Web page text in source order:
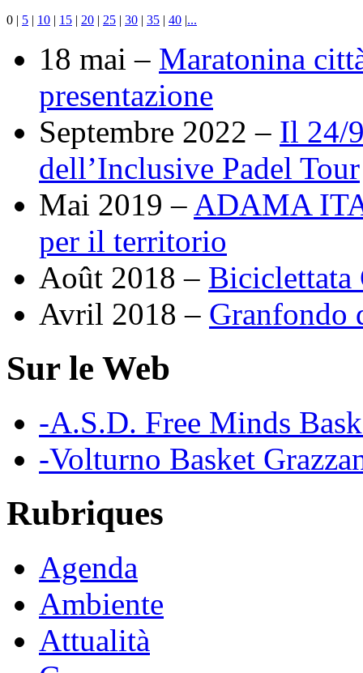
0 | 5 | 10 | 15 | 20 | 25 | 30 | 35 | 40 |...
18 mai – Maratonina
presentazione
Septembre 2022 – Il 24/
dell’Inclusive Padel Tour
Mai 2019 – ADAMA
per il territorio
Août 2018 – Biciclettata
Avril 2018 – Granfondo
Sur le Web
-A.S.D. Free Minds
-Volturno Basket
Rubriques
Agenda
Ambiente
Attualità